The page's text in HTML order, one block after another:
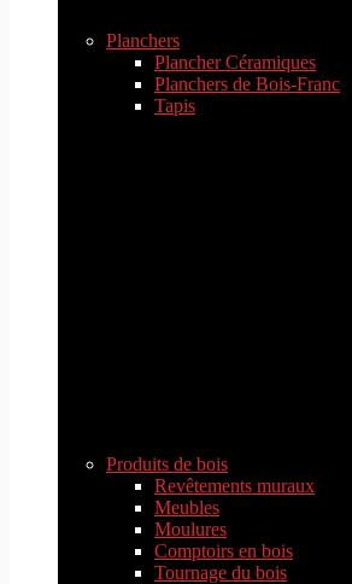
Planchers
Plancher Céramiques
Planchers de Bois-Franc
Tapis
Produits de bois
Revêtements muraux
Meubles
Moulures
Comptoirs en bois
Tournage du bois